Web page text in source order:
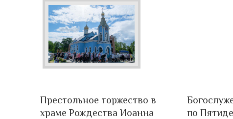
Престольное торжество в
храме Рождества Иоанна
по